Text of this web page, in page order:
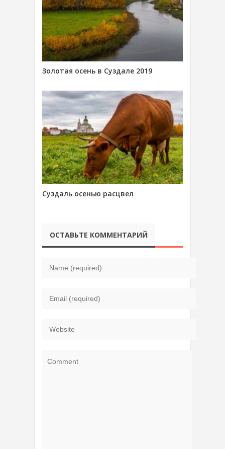
Золотая осень в Суздале 2019
Суздаль осенью расцвел
ОСТАВЬТЕ КОММЕНТАРИЙ